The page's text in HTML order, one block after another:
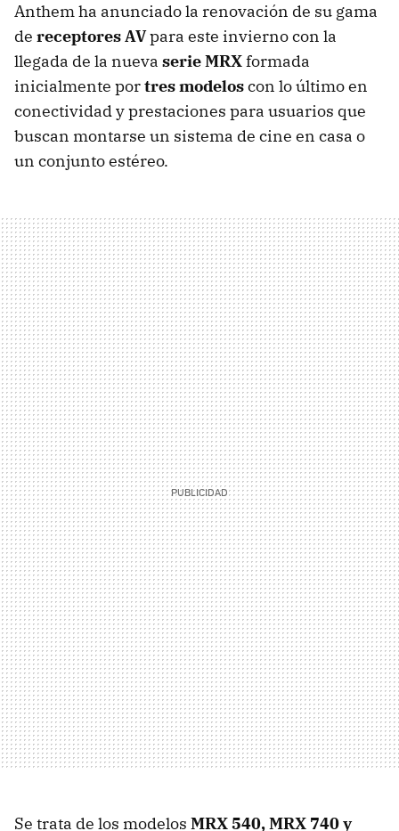
Anthem ha anunciado la renovación de su gama
de receptores AVpara este invierno con la
llegada de la nueva serie MRXformada
inicialmente portres modeloscon lo último en
conectividad y prestaciones para usuarios que
buscan montarse un sistema de cine en casa o
un conjunto estéreo.
Se trata de los modelos MRX 540, MRX 740 y